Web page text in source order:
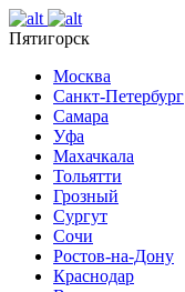
Пятигорск
Москва
Санкт-Петербург
Самара
Уфа
Махачкала
Тольятти
Грозный
Сургут
Сочи
Ростов-на-Дону
Краснодар